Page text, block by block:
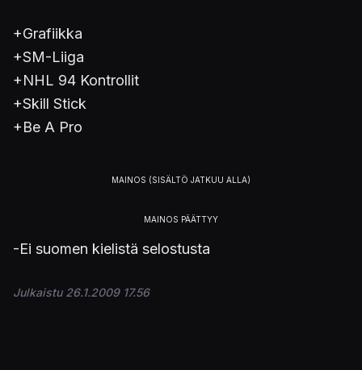
+Grafiikka
+SM-Liiga
+NHL 94 Kontrollit
+Skill Stick
+Be A Pro
-Ei suomen kielistä selostusta
Julkaistu 26.1.2009 17.56